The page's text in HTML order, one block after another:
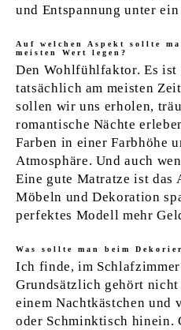
und Entspannung unter
Auf welchen Aspekt sollte
meisten Wert legen?
Den Wohlfühlfaktor. Es ist
tatsächlich am meisten
sollen wir uns erholen,
romantische Nächte
Farben in einer Farbhöhe
Atmosphäre. Und auch
Eine gute Matratze ist
Möbeln und Dekoration
perfektes Modell mehr
Was sollte man beim
Ich finde, im
Grundsätzlich gehört
einem Nachtkästchen und
oder Schminktisch hinein.